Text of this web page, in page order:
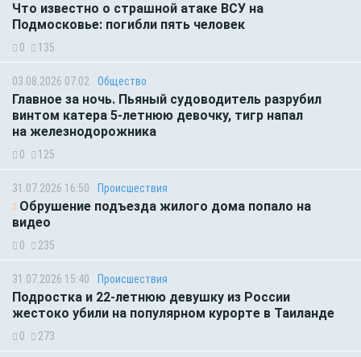
Что известно о страшной атаке ВСУ на
Подмосковье: погибли пять человек
0 135
03.08.2026 07:02 Общество
Главное за ночь. Пьяный судоводитель разрубил
винтом катера 5-летнюю девочку, тигр напал
на железнодорожника
0 125
31.07.2026 16:50 Происшествия
Обрушение подъезда жилого дома попало на
видео
0 235
31.07.2026 15:40 Происшествия
Подростка и 22-летнюю девушку из России
жестоко убили на популярном курорте в Таиланде
0 273